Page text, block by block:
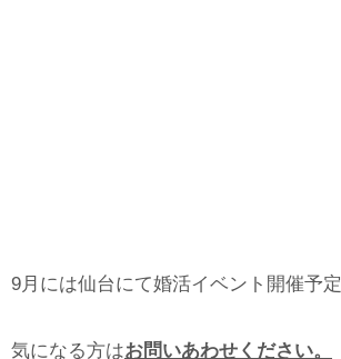
9月には仙台にて婚活イベント開催予定
気になる方はお問いあわせください。